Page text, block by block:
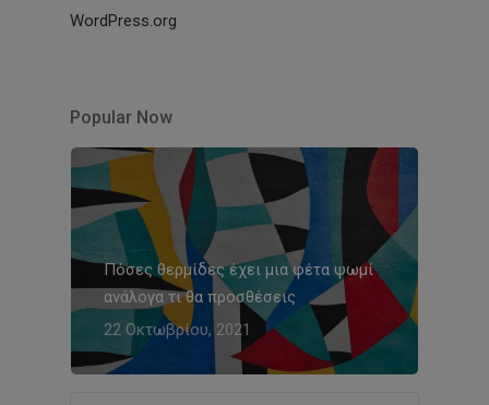
WordPress.org
Popular Now
Πόσες θερμίδες έχει μια φέτα ψωμί
ανάλογα τι θα προσθέσεις
22 Οκτωβρίου, 2021